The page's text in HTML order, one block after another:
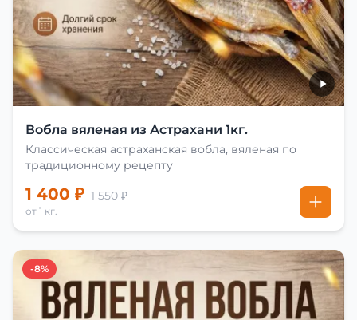
Вобла вяленая из Астрахани 1кг.
Классическая астраханская вобла, вяленая по
традиционному рецепту
1 400 ₽ 1 550 ₽
от 1 кг.
-8%